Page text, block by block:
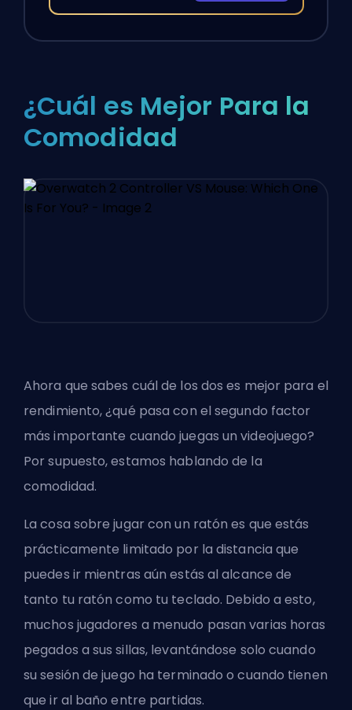
¿Cuál es Mejor Para la
Comodidad
Ahora que sabes cuál de los dos es mejor para el
rendimiento, ¿qué pasa con el segundo factor
más importante cuando juegas un videojuego?
Por supuesto, estamos hablando de la
comodidad.
La cosa sobre jugar con un ratón es que estás
prácticamente limitado por la distancia que
puedes ir mientras aún estás al alcance de
tanto tu ratón como tu teclado. Debido a esto,
muchos jugadores a menudo pasan varias horas
pegados a sus sillas, levantándose solo cuando
su sesión de juego ha terminado o cuando tienen
que ir al baño entre partidas.